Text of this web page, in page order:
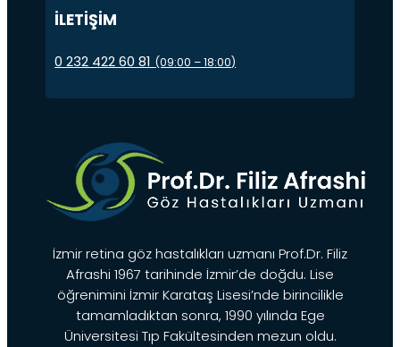
İLETİŞİM
0 232 422 60 81 (09:00 – 18:00)
İzmir retina göz hastalıkları uzmanı Prof.Dr. Filiz
Afrashi 1967 tarihinde İzmir’de doğdu. Lise
öğrenimini İzmir Karataş Lisesi’nde birincilikle
tamamladıktan sonra, 1990 yılında Ege
Üniversitesi Tıp Fakültesinden mezun oldu.